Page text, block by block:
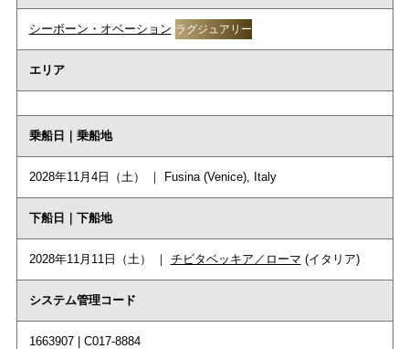
シーボーン・オベーション ラグジュアリー
エリア
乗船日｜乗船地
2028年11月4日（土） ｜ Fusina (Venice), Italy
下船日｜下船地
2028年11月11日（土） ｜ チビタベッキア／ローマ (イタリア)
システム管理コード
1663907 | C017-8884